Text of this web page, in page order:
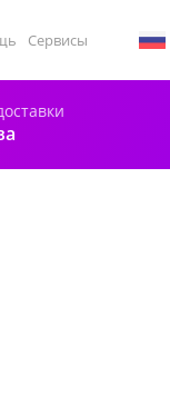
Сервисы